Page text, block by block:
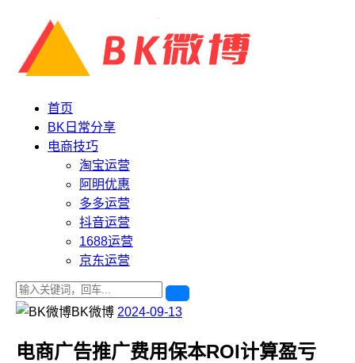
首页
BK日常分享
电商技巧
淘宝运营
阿明优惠
多多运营
抖音运营
1688运营
京东运营
BK微博 2024-09-13
电商广告推广费用保本ROI计算盈亏